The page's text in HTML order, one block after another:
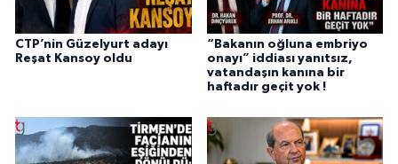
CTP’nin Güzelyurt adayı
Reşat Kansoy oldu
“Bakanın oğluna embriyo
onayı” iddiası yanıtsız,
vatandaşın kanına bir
haftadır geçit yok !